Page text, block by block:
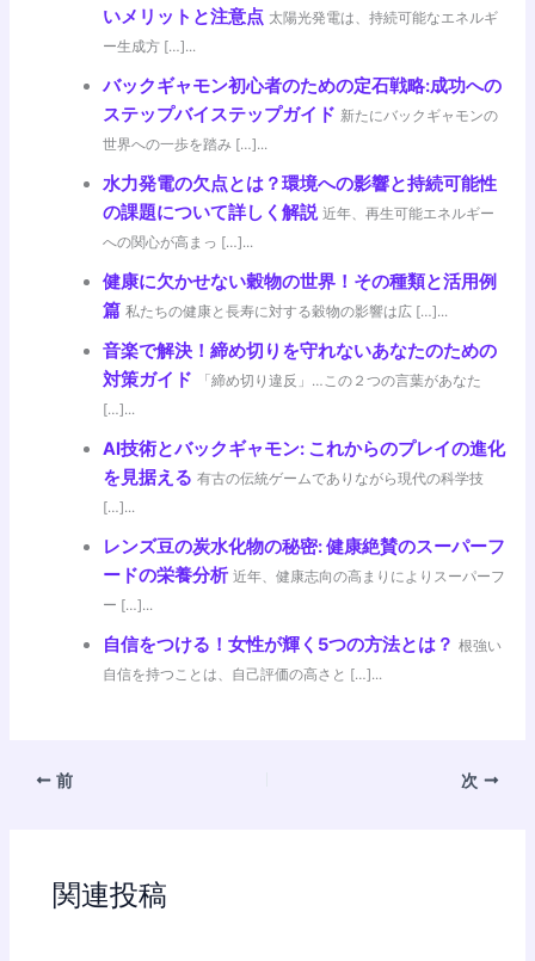
いメリットと注意点 太陽光発電は、持続可能なエネルギ
ー生成方 […]...
バックギャモン初心者のための定石戦略:成功への
ステップバイステップガイド 新たにバックギャモンの
世界への一歩を踏み […]...
水力発電の欠点とは？環境への影響と持続可能性
の課題について詳しく解説 近年、再生可能エネルギー
への関心が高まっ […]...
健康に欠かせない穀物の世界！その種類と活用例
篇 私たちの健康と長寿に対する穀物の影響は広 […]...
音楽で解決！締め切りを守れないあなたのための
対策ガイド
「締め切り違反」…この２つの言葉があなた
[…]...
AI技術とバックギャモン: これからのプレイの進化
を見据える 有古の伝統ゲームでありながら現代の科学技
[…]...
レンズ豆の炭水化物の秘密: 健康絶賛のスーパーフ
ードの栄養分析 近年、健康志向の高まりによりスーパーフ
ー […]...
自信をつける！女性が輝く5つの方法とは？ 根強い
自信を持つことは、自己評価の高さと […]...
前 次
関連投稿